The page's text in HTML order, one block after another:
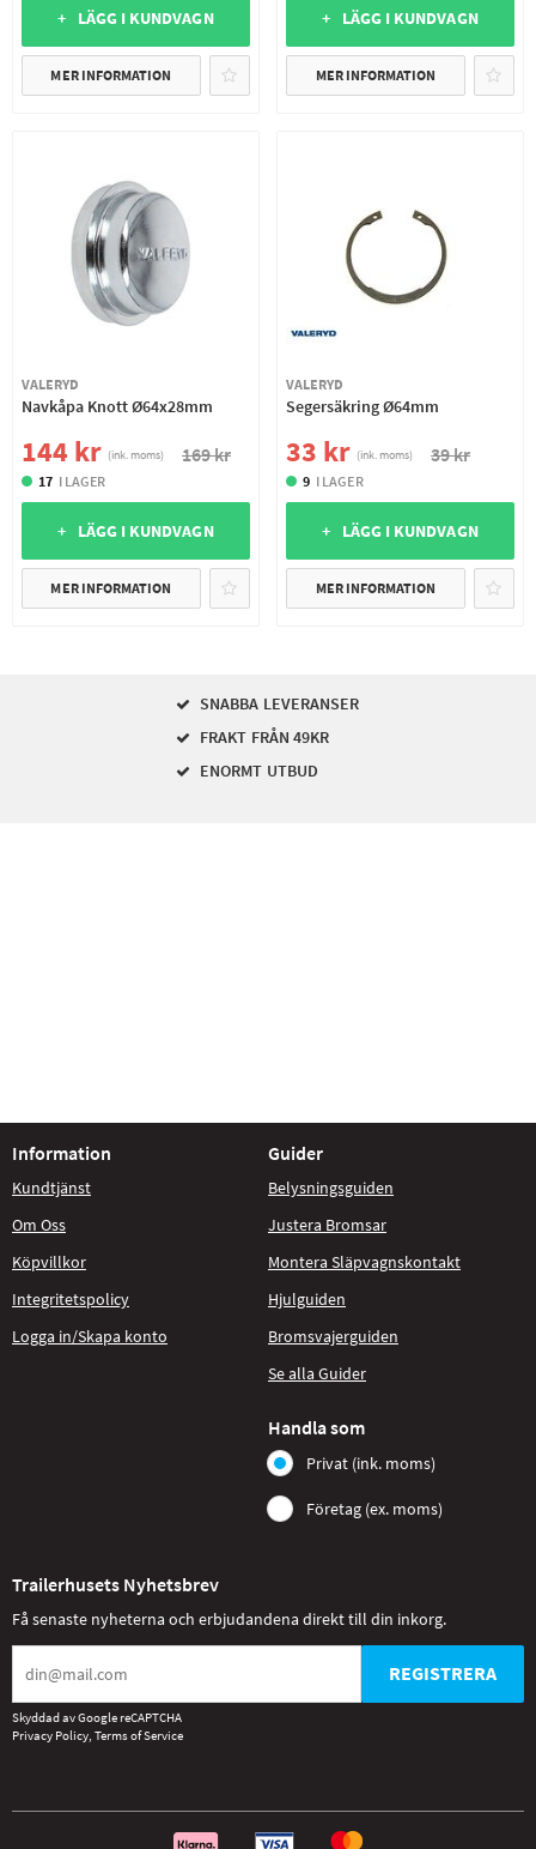
+ LÄGG I KUNDVAGN
MER INFORMATION
+ LÄGG I KUNDVAGN
MER INFORMATION
VALERYD
Navkåpa Knott Ø64x28mm
144 kr (ink. moms) 169 kr
17 I LAGER
+ LÄGG I KUNDVAGN
MER INFORMATION
VALERYD
Segersäkring Ø64mm
33 kr (ink. moms) 39 kr
9 I LAGER
+ LÄGG I KUNDVAGN
MER INFORMATION
SNABBA LEVERANSER
FRAKT FRÅN 49KR
ENORMT UTBUD
Information
Kundtjänst
Om Oss
Köpvillkor
Integritetspolicy
Logga in/Skapa konto
Guider
Belysningsguiden
Justera Bromsar
Montera Släpvagnskontakt
Hjulguiden
Bromsvajerguiden
Se alla Guider
Handla som
Privat (ink. moms)
Företag (ex. moms)
Trailerhusets Nyhetsbrev
Få senaste nyheterna och erbjudandena direkt till din inkorg.
REGISTRERA
Skyddad av Google reCAPTCHA
Privacy Policy, Terms of Service